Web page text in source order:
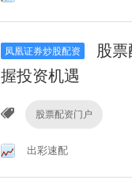
凤凰证券炒股配资
股
握投资机遇
股票配资门户
出彩速配